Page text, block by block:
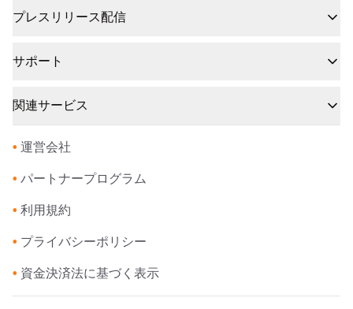
プレスリリース配信
サポート
関連サービス
• 運営会社
• パートナープログラム
• 利用規約
• プライバシーポリシー
• 資金決済法に基づく表示